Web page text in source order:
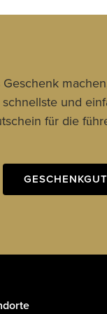
und
für die